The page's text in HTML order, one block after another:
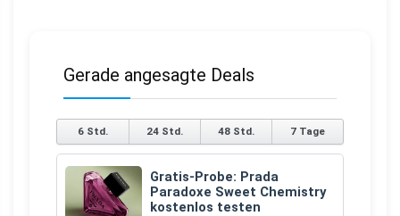
Gerade angesagte Deals
6 Std. 24 Std. 48 Std. 7 Tage
Gratis-Probe: Prada
Paradoxe Sweet Chemistry
kostenlos testen